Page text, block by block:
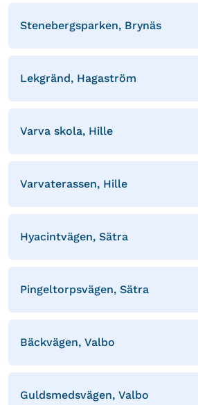
Stenebergsparken, Brynäs
Lekgränd, Hagaström
Varva skola, Hille
Varvaterassen, Hille
Hyacintvägen, Sätra
Pingeltorpsvägen, Sätra
Bäckvägen, Valbo
Guldsmedsvägen, Valbo